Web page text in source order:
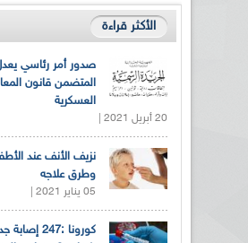
الأكثر قراءة
صدور أمر رئاسي
المتضمن قانون
العسكرية
20 أبريل 2021 |
نزيف الأنف عند
وطرق علاجه
05 يناير 2021 |